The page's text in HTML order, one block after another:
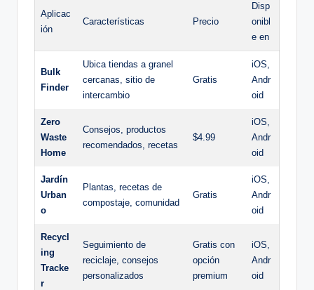
Aplicac
ión
Características Precio
Disp
onibl
e en
Bulk
Finder
Ubica tiendas a granel
cercanas, sitio de
intercambio
Gratis
iOS,
Andr
oid
Zero
Waste
Home
Consejos, productos
recomendados, recetas
$4.99
iOS,
Andr
oid
Jardín
Urban
o
Plantas, recetas de
compostaje, comunidad
Gratis
iOS,
Andr
oid
Recycl
ing
Tracke
r
Seguimiento de
reciclaje, consejos
personalizados
Gratis con
opción
premium
iOS,
Andr
oid